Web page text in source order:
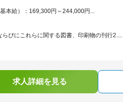
本給）：169,300円～244,000円...
びにこれらに関する図書、印刷物の刊行2....
求人詳細を見る